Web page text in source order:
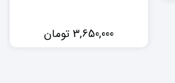
3,650,000 تومان